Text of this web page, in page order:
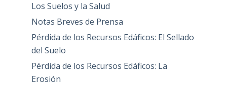
Los Suelos y la Salud
Notas Breves de Prensa
Pérdida de los Recursos Edáficos: El Sellado
del Suelo
Pérdida de los Recursos Edáficos: La
Erosión